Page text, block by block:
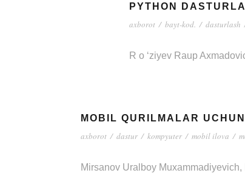
PYTHON
axborot / bayt-kod. / dasturlash
R o ‘ziyev Raup
MOBIL QURILMALAR
axborot / dastur / kompyuter / mobil ilova /
Mirsanov Uralboy Muxammadiyevich,